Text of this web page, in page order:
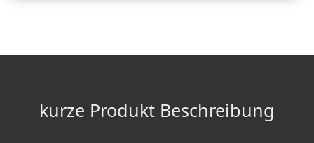
kurze Produkt Beschreibung